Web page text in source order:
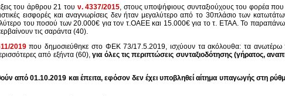
του άρθρου 21 του ν. 4337/2015, στους υποψήφιους συνταξιούχους του φορέα που
εισφορές και αναγνωρίσεις δεν ήταν μεγαλύτερο από το 30πλάσιο των
του ποσού των 20.000€ για τον τ.ΟΑΕΕ και 15.000€ για το τ. ΕΤΑΑ. Το
τις σαράντα (40).
2019που δημοσιεύθηκε στο ΦΕΚ 73/17.5.2019, ισχύουν τα ακόλουθα: τα ανωτέρω
από εξήντα (60),για όλες τις περιπτώσεις συνταξιοδότησης (γήρατος,
από 01.10.2019 και έπειτα, εφόσον δεν έχει υποβληθεί αίτημα υπαγωγής στη